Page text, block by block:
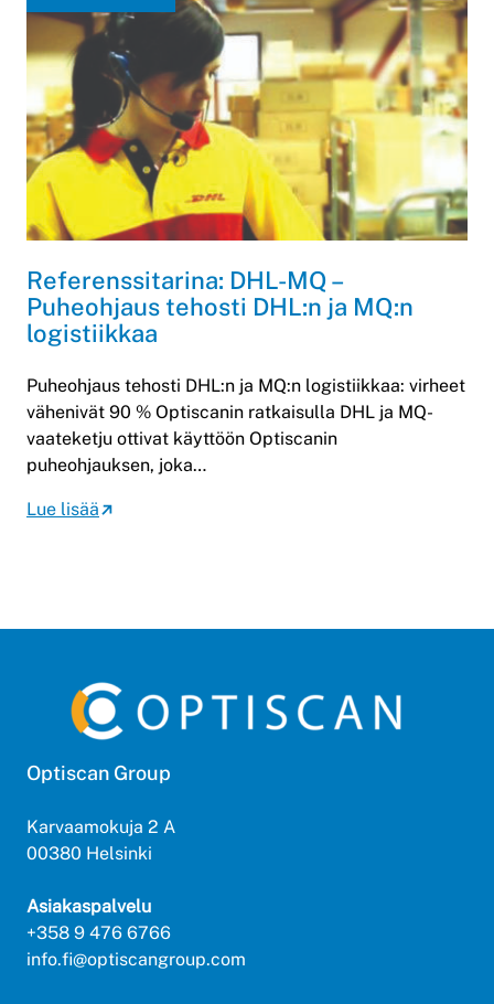
Referenssitarina: DHL-MQ –
Puheohjaus tehosti DHL:n ja MQ:n
logistiikkaa
Puheohjaus tehosti DHL:n ja MQ:n logistiikkaa: virheet
vähenivät 90 % Optiscanin ratkaisulla DHL ja MQ-
vaateketju ottivat käyttöön Optiscanin
puheohjauksen, joka…
Lue lisää
Optiscan Group
Karvaamokuja 2 A
00380 Helsinki
Asiakaspalvelu
+358 9 476 6766
info.fi@optiscangroup.com